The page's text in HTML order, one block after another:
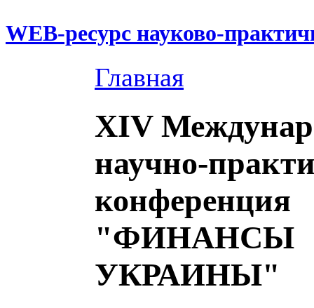
WEB-ресурс науково-
Главная
XIV
научно-
конференция
"ФИНАНСЫ
УКРАИНЫ"